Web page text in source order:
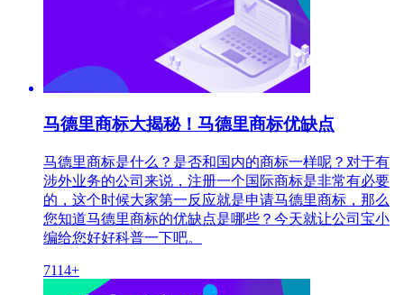
马德里商标大揭秘！马德里商标优缺点
马德里商标是什么？是否和国内的商标一样呢？对于有
涉外业务的公司来说，注册一个国际商标是非常有必要
的，这个时候大家第一反应就是申请马德里商标，那么
您知道马德里商标的优缺点是哪些？今天就让公司宝小
编给您好好科普一下吧。
7114+